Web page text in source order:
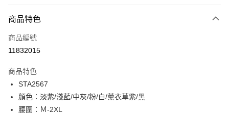
信用卡一次付款
超商取貨付款
Apple Pay
街口支付
商品特色
商品編號
11832015
商品特色
STA2567
顏色：淡紫/淺藍/中灰/粉/白/薰衣草紫/黑
腰圍：Ｍ-2XL